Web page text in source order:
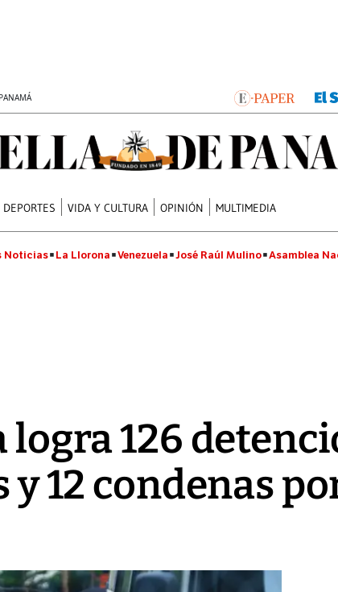
DEPORTES VIDA Y CULTURA OPINIÓN MULTIMEDIA
Noticias La Llorona Venezuela José Raúl Mulino Asamblea
126
12 condenas